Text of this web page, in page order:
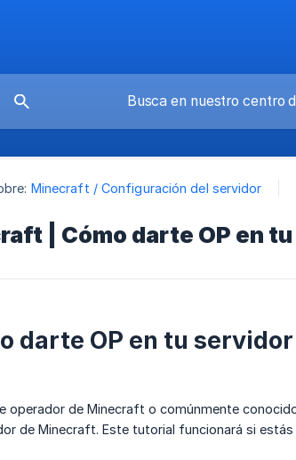
Minecraft / Configuración del servidor
| Cómo darte OP en
darte OP en tu
operador de Minecraft o comúnmente
de Minecraft. Este tutorial funcionará si